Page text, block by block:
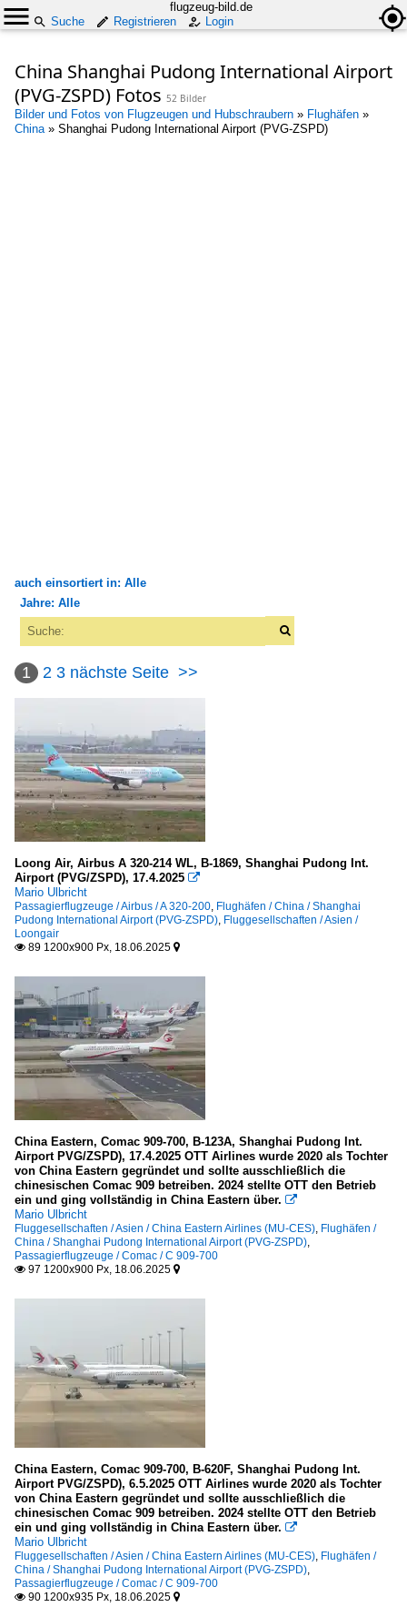
flugzeug-bild.de
Suche
Registrieren Login
China Shanghai Pudong International Airport
(PVG-ZSPD) Fotos 52 Bilder
Bilder und Fotos von Flugzeugen und Hubschraubern » Flughäfen »
China» Shanghai Pudong International Airport (PVG-ZSPD)
auch einsortiert in: Alle
Alle Kategorien
Fluggesellschaften
Delta Airlines (DL-DAL)
United Airlines (UA-UAL)
Asien
Air China (CA-CCA)
Air Macau
China Postal Airlines
China West Air
Eva Air
Garuda Indonesia
Hainan Airlines
Juneyao Airlines
Loongair
Shandong Airlines
Shanghai Airlines
Shenzhen Airlines
Singapore Airlines (SQ-SIA)
Xiamen Airlines
Australien und Ozeanien
Air New Zealand (NZ-ANZ)
Boeing
Sonstige
Passagierflugzeuge
Jahre: Alle
2011
2012
2015
2020
2025
1 2 3 nächste Seite >>
Loong Air, Airbus A 320-214 WL, B-1869, Shanghai Pudong Int.
Airport (PVG/ZSPD), 17.4.2025 
Mario Ulbricht
Passagierflugzeuge / Airbus / A 320-200, Flughäfen / China / Shanghai
Pudong International Airport (PVG-ZSPD), Fluggesellschaften / Asien /
Loongair
 89 1200x900 Px, 18.06.2025 
China Eastern, Comac 909-700, B-123A, Shanghai Pudong Int.
Airport PVG/ZSPD), 17.4.2025 OTT Airlines wurde 2020 als Tochter
von China Eastern gegründet und sollte ausschließlich die
chinesischen Comac 909 betreiben. 2024 stellte OTT den Betrieb
ein und ging vollständig in China Eastern über. 
Mario Ulbricht
Fluggesellschaften / Asien / China Eastern Airlines (MU-CES), Flughäfen /
China / Shanghai Pudong International Airport (PVG-ZSPD),
Passagierflugzeuge / Comac / C 909-700
 97 1200x900 Px, 18.06.2025 
China Eastern, Comac 909-700, B-620F, Shanghai Pudong Int.
Airport PVG/ZSPD), 6.5.2025 OTT Airlines wurde 2020 als Tochter
von China Eastern gegründet und sollte ausschließlich die
chinesischen Comac 909 betreiben. 2024 stellte OTT den Betrieb
ein und ging vollständig in China Eastern über. 
Mario Ulbricht
Fluggesellschaften / Asien / China Eastern Airlines (MU-CES), Flughäfen /
China / Shanghai Pudong International Airport (PVG-ZSPD),
Passagierflugzeuge / Comac / C 909-700
 90 1200x935 Px, 18.06.2025 